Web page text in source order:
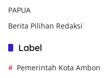
PAPUA
Berita Pilihan Redaksi
Label
Pemerintah Kota Ambon